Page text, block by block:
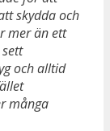
skydda och
mer än ett
och alltid
många